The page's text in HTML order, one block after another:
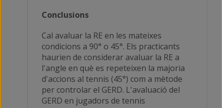
Conclusions
Cal avaluar la RE en les mateixes
condicions a 90° o 45°. Els practicants
haurien de considerar avaluar la RE a
l'angle en què es repeteixen la majoria
d'accions al tennis (45°) com a mètode
per controlar el GERD. L'avaluació del
GERD en jugadors de tennis